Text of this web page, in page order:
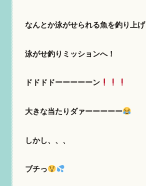
なんとか泳がせられる魚を釣り上げ
泳がせ釣りミッションへ！
ドドドドーーーーーン
大きな当たりダァーーーーー
しかし、、、
ブチっ